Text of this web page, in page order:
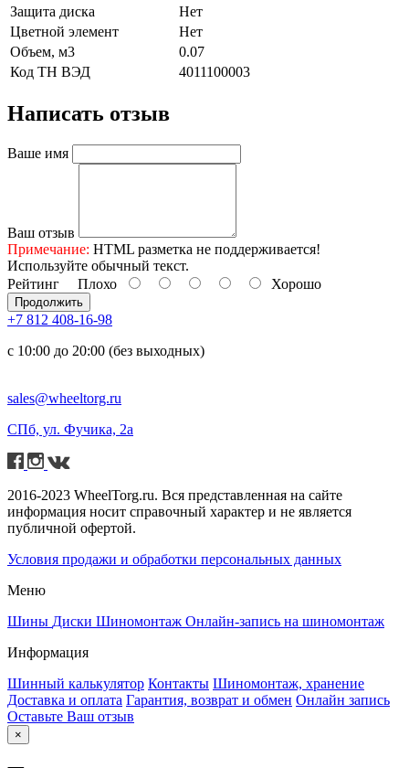
Защита диска
Нет
Цветной элемент
Нет
Объем, м3
0.07
Код ТН ВЭД
4011100003
Написать отзыв
Ваше имя
Ваш отзыв
Примечание: HTML разметка не поддерживается!
Используйте обычный текст.
Рейтинг Плохо Хорошо
Продолжить
+7 812 408-16-98
с 10:00 до 20:00 (без выходных)
sales@wheeltorg.ru
СПб, ул. Фучика, 2а
2016-2023 WheelTorg.ru. Вся представленная на сайте
информация носит справочный характер и не является
публичной офертой.
Условия продажи и обработки персональных данных
Меню
Шины Диски Шиномонтаж Онлайн-запись на шиномонтаж
Информация
Шинный калькулятор Контакты Шиномонтаж, хранение
Доставка и оплата Гарантия, возврат и обмен Онлайн запись
Оставьте Ваш отзыв
×